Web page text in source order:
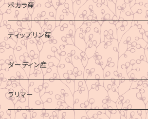
ポカラ産
ティップリン産
ダーディン産
ラリマー